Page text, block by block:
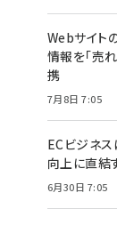
Webサイト
情報を「売
携
7月8日 7:05
ECビジネ
向上に直結
6月30日 7:05